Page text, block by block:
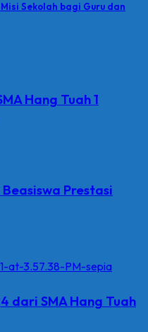
Sekolah bagi Guru dan
Hang Tuah 1
Prestasi
dari SMA Hang Tuah